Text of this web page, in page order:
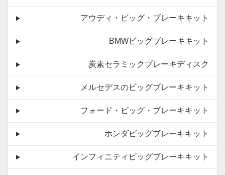
アウディ・ビッグ・ブレーキキット
BMWビッグブレーキキット
炭素セラミックブレーキディスク
メルセデスのビッグブレーキキット
フォード・ビッグ・ブレーキキット
ホンダビッグブレーキキット
インフィニティビッグブレーキキット